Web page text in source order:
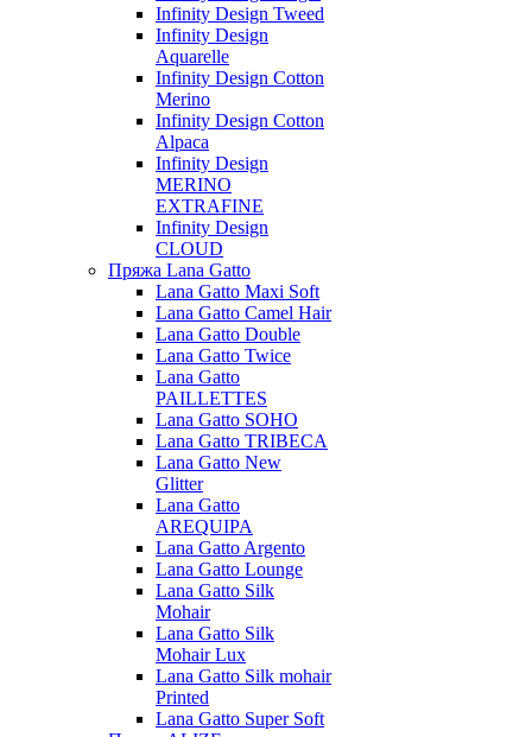
Infinity Design Tweed
Infinity Design
Aquarelle
Infinity Design Cotton
Merino
Infinity Design Cotton
Alpaca
Infinity Design
MERINO
EXTRAFINE
Infinity Design
CLOUD
Пряжа Lana Gatto
Lana Gatto Maxi Soft
Lana Gatto Camel Hair
Lana Gatto Double
Lana Gatto Twice
Lana Gatto
PAILLETTES
Lana Gatto SOHO
Lana Gatto TRIBECA
Lana Gatto New
Glitter
Lana Gatto
AREQUIPA
Lana Gatto Argento
Lana Gatto Lounge
Lana Gatto Silk
Mohair
Lana Gatto Silk
Mohair Lux
Lana Gatto Silk mohair
Printed
Lana Gatto Super Soft